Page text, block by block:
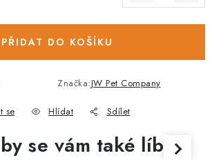
PŘIDAT DO KOŠÍKU
Značka:JW Pet Company
se Hlídat Sdílet
se vám také líbit